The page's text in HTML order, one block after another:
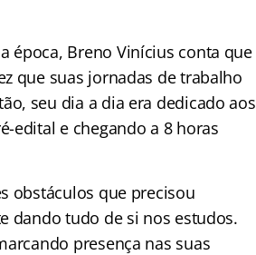
época, Breno Vinícius conta que
que suas jornadas de trabalho
seu dia a dia era dedicado aos
edital e chegando a 8 horas
obstáculos que precisou
dando tudo de si nos estudos.
presença nas suas